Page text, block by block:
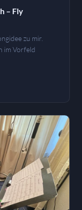
– Fly
zu mir.
im Vorfeld